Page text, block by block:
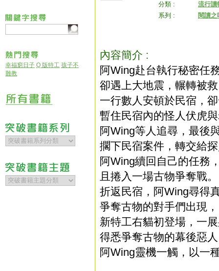
幸福窮日子 Q 版特工 孩子不
難教
分類 :
流行讀
系列 :
閱讀之
內容簡介 :
阿Wing赴台執行秘密任
卻遇上大地震，輾轉被
一行數人安頓於民宿，
暫住民宿內的怪人伏虎
阿Wing等人追尋，最後
擱下民宿案件，轉交給
阿Wing續回自己的任務
且捲入一場古物爭奪戰。
折返民宿，阿Wing尋得
爭奪古物的對手們出現，
新特工右貓初登場，一
得悉爭奪古物的幕後惡
阿Wing靈機一觸，以一